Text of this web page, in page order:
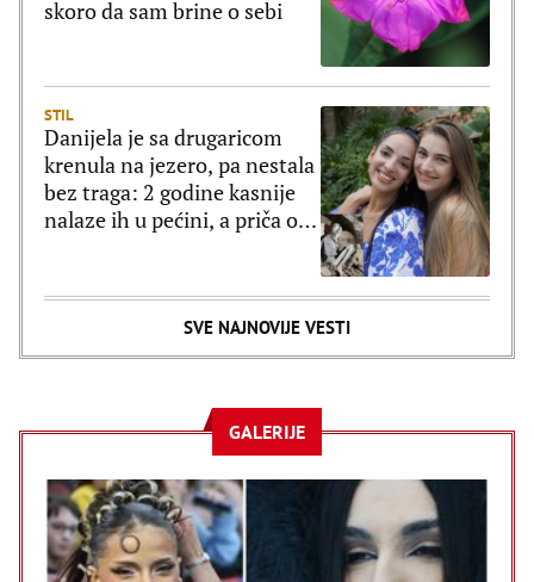
skoro da sam brine o sebi
STIL
Danijela je sa drugaricom
krenula na jezero, pa nestala
bez traga: 2 godine kasnije
nalaze ih u pećini, a priča o
SVE NAJNOVIJE VESTI
GALERIJE